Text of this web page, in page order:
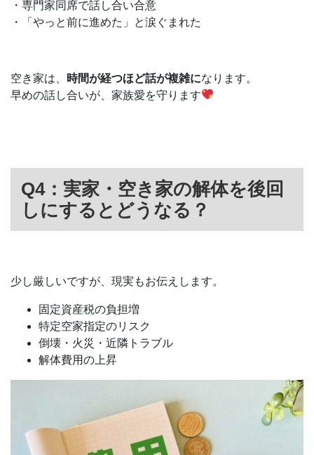
・専門家同席で話し合い合意
・「やっと前に進めた」と涙ぐまれた
空き家は、 時間が経つほど話が複雑になります。
早めの話し合いが、家族愛を守ります
Q4：実家・空き家の解体を後回
しにするとどうなる？
少し厳しいですが、現実もお伝えします。
固定資産税の負担増
特定空家指定のリスク
倒壊・火災・近隣トラブル
解体費用の上昇